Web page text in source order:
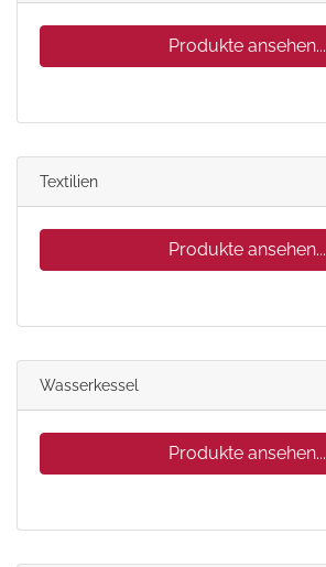
Produkte ansehen...
Textilien
Produkte ansehen...
Wasserkessel
Produkte ansehen...